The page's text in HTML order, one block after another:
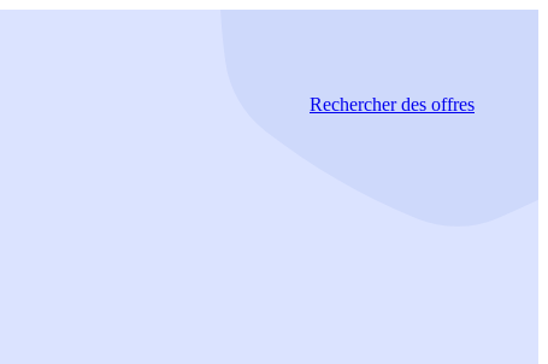
Rechercherdes offres